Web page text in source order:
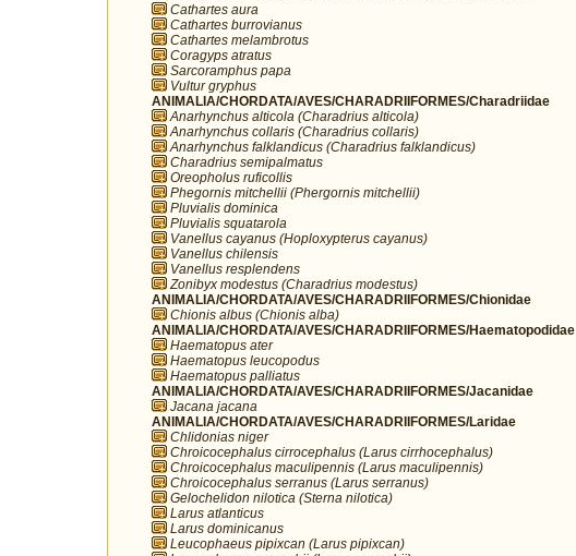
Cathartes aura
Cathartes burrovianus
Cathartes melambrotus
Coragyps atratus
Sarcoramphus papa
Vultur gryphus
ANIMALIA/CHORDATA/AVES/CHARADRIIFORMES/Charadriidae
Anarhynchus alticola (Charadrius alticola)
Anarhynchus collaris (Charadrius collaris)
Anarhynchus falklandicus (Charadrius falklandicus)
Charadrius semipalmatus
Oreopholus ruficollis
Phegornis mitchellii (Phergornis mitchellii)
Pluvialis dominica
Pluvialis squatarola
Vanellus cayanus (Hoploxypterus cayanus)
Vanellus chilensis
Vanellus resplendens
Zonibyx modestus (Charadrius modestus)
ANIMALIA/CHORDATA/AVES/CHARADRIIFORMES/Chionidae
Chionis albus (Chionis alba)
ANIMALIA/CHORDATA/AVES/CHARADRIIFORMES/Haematopodidae
Haematopus ater
Haematopus leucopodus
Haematopus palliatus
ANIMALIA/CHORDATA/AVES/CHARADRIIFORMES/Jacanidae
Jacana jacana
ANIMALIA/CHORDATA/AVES/CHARADRIIFORMES/Laridae
Chlidonias niger
Chroicocephalus cirrocephalus (Larus cirrhocephalus)
Chroicocephalus maculipennis (Larus maculipennis)
Chroicocephalus serranus (Larus serranus)
Gelochelidon nilotica (Sterna nilotica)
Larus atlanticus
Larus dominicanus
Leucophaeus pipixcan (Larus pipixcan)